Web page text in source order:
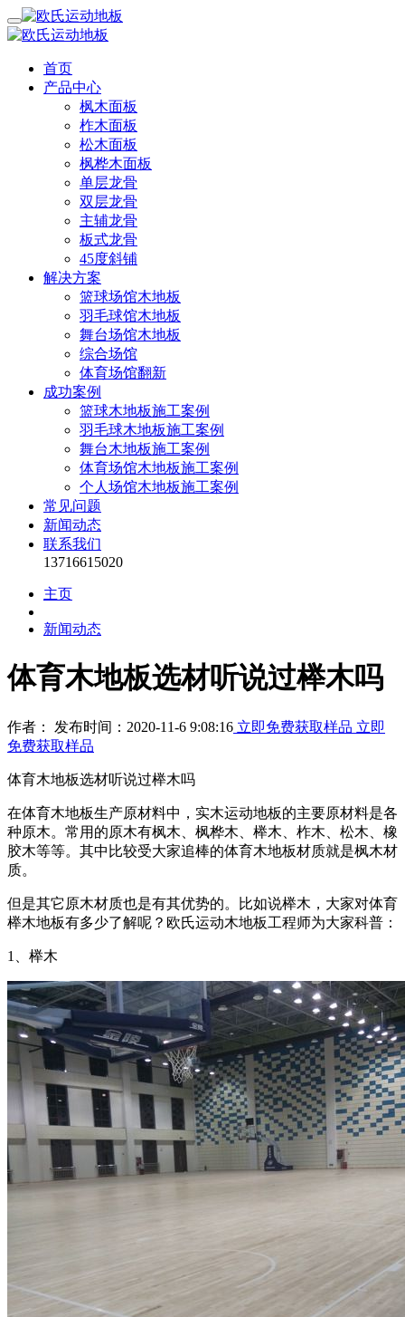
首页
产品中心
枫木面板
柞木面板
松木面板
枫桦木面板
单层龙骨
双层龙骨
主辅龙骨
板式龙骨
45度斜铺
解决方案
篮球场馆木地板
羽毛球馆木地板
舞台场馆木地板
综合场馆
体育场馆翻新
成功案例
篮球木地板施工案例
羽毛球木地板施工案例
舞台木地板施工案例
体育场馆木地板施工案例
个人场馆木地板施工案例
常见问题
新闻动态
联系我们
13716615020
主页
新闻动态
体育木地板选材听说过榉木吗
作者： 发布时间：2020-11-6 9:08:16 立即免费获取样品 立即
免费获取样品
体育木地板选材听说过榉木吗
在体育木地板生产原材料中，实木运动地板的主要原材料是各
种原木。常用的原木有枫木、枫桦木、榉木、柞木、松木、橡
胶木等等。其中比较受大家追棒的体育木地板材质就是枫木材
质。
但是其它原木材质也是有其优势的。比如说榉木，大家对体育
榉木地板有多少了解呢？欧氏运动木地板工程师为大家科普：
1、榉木